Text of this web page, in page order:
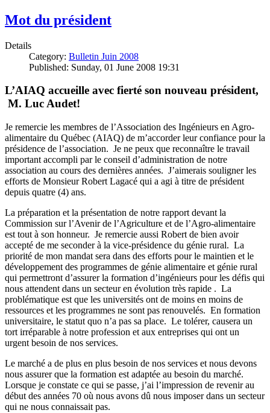
Mot du président
Details
Category: Bulletin Juin 2008
Published: Sunday, 01 June 2008 19:31
L’AIAQ accueille avec fierté son nouveau président,
M. Luc Audet!
Je remercie les membres de l’Association des Ingénieurs en Agro-
alimentaire du Québec (AIAQ) de m’accorder leur confiance pour la
présidence de l’association. Je ne peux que reconnaître le travail
important accompli par le conseil d’administration de notre
association au cours des dernières années. J’aimerais souligner les
efforts de Monsieur Robert Lagacé qui a agi à titre de président
depuis quatre (4) ans.
La préparation et la présentation de notre rapport devant la
Commission sur l’Avenir de l’Agriculture et de l’Agro-alimentaire
est tout à son honneur. Je remercie aussi Robert de bien avoir
accepté de me seconder à la vice-présidence du génie rural. La
priorité de mon mandat sera dans des efforts pour le maintien et le
développement des programmes de génie alimentaire et génie rural
qui permettront d’assurer la formation d’ingénieurs pour les défis qui
nous attendent dans un secteur en évolution très rapide . La
problématique est que les universités ont de moins en moins de
ressources et les programmes ne sont pas renouvelés. En formation
universitaire, le statut quo n’a pas sa place. Le tolérer, causera un
tort irréparable à notre profession et aux entreprises qui ont un
urgent besoin de nos services.
Le marché a de plus en plus besoin de nos services et nous devons
nous assurer que la formation est adaptée au besoin du marché.
Lorsque je constate ce qui se passe, j’ai l’impression de revenir au
début des années 70 où nous avons dû nous imposer dans un secteur
qui ne nous connaissait pas.